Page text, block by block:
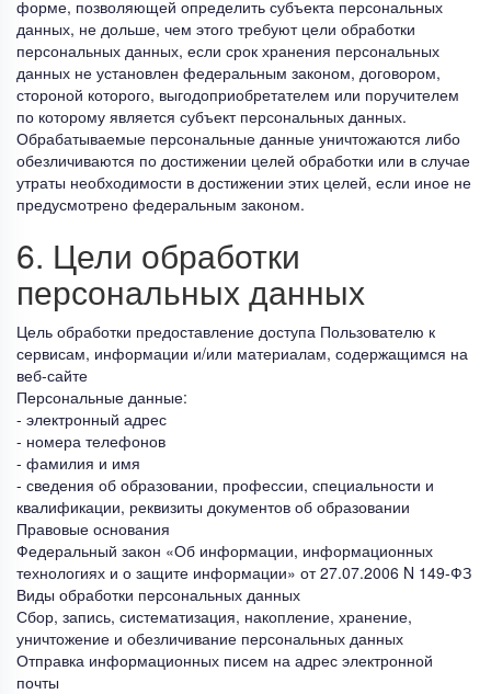
форме, позволяющей определить субъекта персональных
данных, не дольше, чем этого требуют цели обработки
персональных данных, если срок хранения персональных
данных не установлен федеральным законом, договором,
стороной которого, выгодоприобретателем или поручителем
по которому является субъект персональных данных.
Обрабатываемые персональные данные уничтожаются либо
обезличиваются по достижении целей обработки или в случае
утраты необходимости в достижении этих целей, если иное не
предусмотрено федеральным законом.
6. Цели обработки
персональных данных
Цель обработки предоставление доступа Пользователю к
сервисам, информации и/или материалам, содержащимся на
веб-сайте
Персональные данные:
- электронный адрес
- номера телефонов
- фамилия и имя
- сведения об образовании, профессии, специальности и
квалификации, реквизиты документов об образовании
Правовые основания
Федеральный закон «Об информации, информационных
технологиях и о защите информации» от 27.07.2006 N 149-ФЗ
Виды обработки персональных данных
Сбор, запись, систематизация, накопление, хранение,
уничтожение и обезличивание персональных данных
Отправка информационных писем на адрес электронной
почты